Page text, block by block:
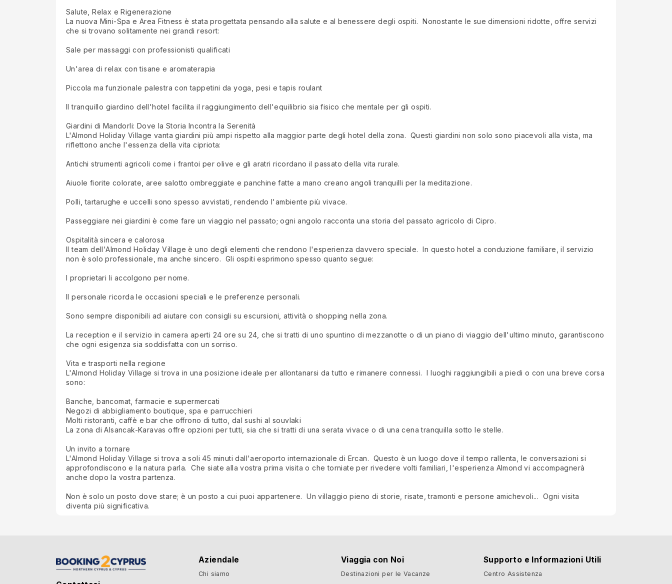
Salute, Relax e Rigenerazione
La nuova Mini-Spa e Area Fitness è stata progettata pensando alla salute e al benessere degli ospiti. Nonostante le sue dimensioni ridotte, offre servizi
che si trovano solitamente nei grandi resort:
Sale per massaggi con professionisti qualificati
Un'area di relax con tisane e aromaterapia
Piccola ma funzionale palestra con tappetini da yoga, pesi e tapis roulant
Il tranquillo giardino dell'hotel facilita il raggiungimento dell'equilibrio sia fisico che mentale per gli ospiti.
Giardini di Mandorli: Dove la Storia Incontra la Serenità
L'Almond Holiday Village vanta giardini più ampi rispetto alla maggior parte degli hotel della zona. Questi giardini non solo sono piacevoli alla vista, ma
riflettono anche l'essenza della vita cipriota:
Antichi strumenti agricoli come i frantoi per olive e gli aratri ricordano il passato della vita rurale.
Aiuole fiorite colorate, aree salotto ombreggiate e panchine fatte a mano creano angoli tranquilli per la meditazione.
Polli, tartarughe e uccelli sono spesso avvistati, rendendo l'ambiente più vivace.
Passeggiare nei giardini è come fare un viaggio nel passato; ogni angolo racconta una storia del passato agricolo di Cipro.
Ospitalità sincera e calorosa
Il team dell'Almond Holiday Village è uno degli elementi che rendono l'esperienza davvero speciale. In questo hotel a conduzione familiare, il servizio
non è solo professionale, ma anche sincero. Gli ospiti esprimono spesso quanto segue:
I proprietari li accolgono per nome.
Il personale ricorda le occasioni speciali e le preferenze personali.
Sono sempre disponibili ad aiutare con consigli su escursioni, attività o shopping nella zona.
La reception e il servizio in camera aperti 24 ore su 24, che si tratti di uno spuntino di mezzanotte o di un piano di viaggio dell'ultimo minuto, garantiscono
che ogni esigenza sia soddisfatta con un sorriso.
Vita e trasporti nella regione
L'Almond Holiday Village si trova in una posizione ideale per allontanarsi da tutto e rimanere connessi. I luoghi raggiungibili a piedi o con una breve corsa
sono:
Banche, bancomat, farmacie e supermercati
Negozi di abbigliamento boutique, spa e parrucchieri
Molti ristoranti, caffè e bar che offrono di tutto, dal sushi al souvlaki
La zona di Alsancak-Karavas offre opzioni per tutti, sia che si tratti di una serata vivace o di una cena tranquilla sotto le stelle.
Un invito a tornare
L'Almond Holiday Village si trova a soli 45 minuti dall'aeroporto internazionale di Ercan. Questo è un luogo dove il tempo rallenta, le conversazioni si
approfondiscono e la natura parla. Che siate alla vostra prima visita o che torniate per rivedere volti familiari, l'esperienza Almond vi accompagnerà
anche dopo la vostra partenza.
Non è solo un posto dove stare; è un posto a cui puoi appartenere. Un villaggio pieno di storie, risate, tramonti e persone amichevoli... Ogni visita
diventa più significativa.
Aziendale
Chi siamo
Viaggia con Noi
Destinazioni per le Vacanze
Supporto e Informazioni Utili
Centro Assistenza